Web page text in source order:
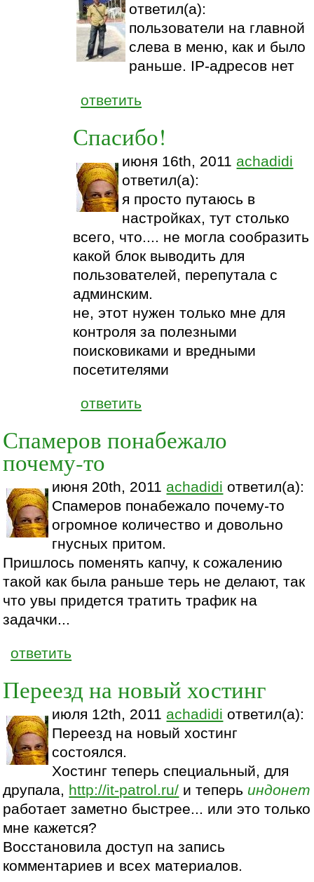
ответил(а):
пользователи на главной
слева в меню, как и было
раньше. IP-адресов нет
ответить
Спасибо!
июня 16th, 2011 achadidi
ответил(а):
я просто путаюсь в
настройках, тут столько
всего, что.... не могла сообразить
какой блок выводить для
пользователей, перепутала с
админским.
не, этот нужен только мне для
контроля за полезными
поисковиками и вредными
посетителями
ответить
Спамеров понабежало
почему-то
июня 20th, 2011 achadidi ответил(а):
Спамеров понабежало почему-то
огромное количество и довольно
гнусных притом.
Пришлось поменять капчу, к сожалению
такой как была раньше терь не делают, так
что увы придется тратить трафик на
задачки...
ответить
Переезд на новый хостинг
июля 12th, 2011 achadidi ответил(а):
Переезд на новый хостинг
состоялся.
Хостинг теперь специальный, для
друпала, http://it-patrol.ru/ и теперь индонет
работает заметно быстрее... или это только
мне кажется?
Восстановила доступ на запись
комментариев и всех материалов.